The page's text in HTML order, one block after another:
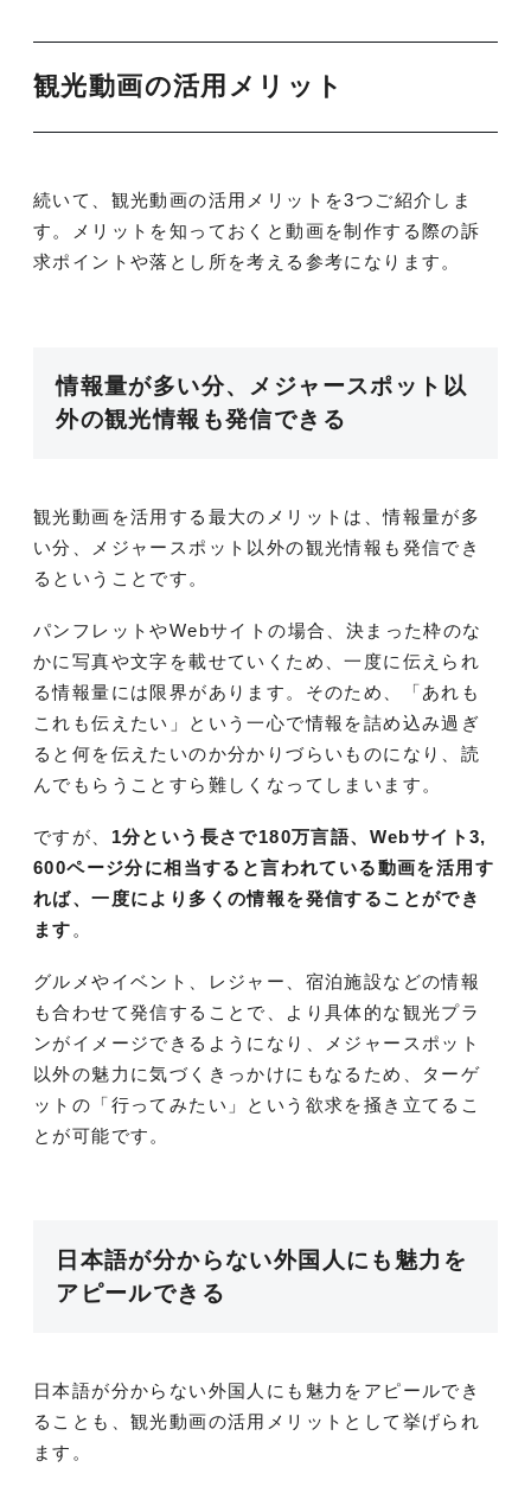
観光動画の活用メリット
続いて、観光動画の活用メリットを3つご紹介しま
す。メリットを知っておくと動画を制作する際の訴
求ポイントや落とし所を考える参考になります。
情報量が多い分、メジャースポット以
外の観光情報も発信できる
観光動画を活用する最大のメリットは、情報量が多
い分、メジャースポット以外の観光情報も発信でき
るということです。
パンフレットやWebサイトの場合、決まった枠のな
かに写真や文字を載せていくため、一度に伝えられ
る情報量には限界があります。そのため、「あれも
これも伝えたい」という一心で情報を詰め込み過ぎ
ると何を伝えたいのか分かりづらいものになり、読
んでもらうことすら難しくなってしまいます。
ですが、 1分という長さで180万言語、Webサイト3,
600ページ分に相当すると言われている動画を活用す
れば、一度により多くの情報を発信することができ
ます 。
グルメやイベント、レジャー、宿泊施設などの情報
も合わせて発信することで、より具体的な観光プラ
ンがイメージできるようになり、メジャースポット
以外の魅力に気づくきっかけにもなるため、ターゲ
ットの「行ってみたい」という欲求を掻き立てるこ
とが可能です。
日本語が分からない外国人にも魅力を
アピールできる
日本語が分からない外国人にも魅力をアピールでき
ることも、観光動画の活用メリットとして挙げられ
ます。